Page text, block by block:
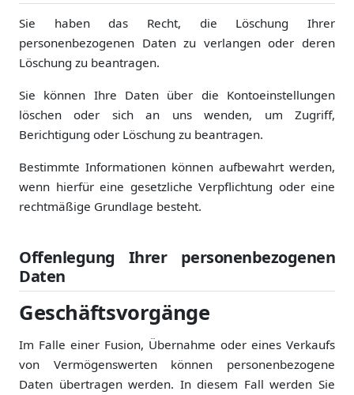
Sie haben das Recht, die Löschung Ihrer
personenbezogenen Daten zu verlangen oder deren
Löschung zu beantragen.
Sie können Ihre Daten über die Kontoeinstellungen
löschen oder sich an uns wenden, um Zugriff,
Berichtigung oder Löschung zu beantragen.
Bestimmte Informationen können aufbewahrt werden,
wenn hierfür eine gesetzliche Verpflichtung oder eine
rechtmäßige Grundlage besteht.
Offenlegung Ihrer personenbezogenen
Daten
Geschäftsvorgänge
Im Falle einer Fusion, Übernahme oder eines Verkaufs
von Vermögenswerten können personenbezogene
Daten übertragen werden. In diesem Fall werden Sie